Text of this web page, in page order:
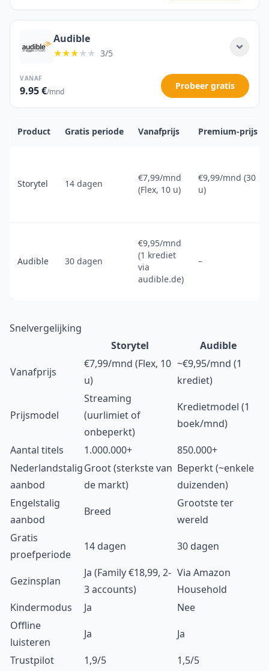
Audible
★★★★★ 3/5
VANAF
9.95 €/mnd
Probeer gratis
Product Gratis periode Vanafprijs Premium-prijs
Storytel 14 dagen
€7,99/mnd
(Flex, 10 u)
€9,99/mnd (30
u)
Audible 30 dagen
€9,95/mnd
(1 krediet
via
audible.de)
–
Snelvergelijking
Storytel
Audible
Vanafprijs
€7,99/mnd (Flex, 10
u)
~€9,95/mnd (1
krediet)
Prijsmodel
Streaming
(uurlimiet of
onbeperkt)
Kredietmodel (1
boek/mnd)
Aantal titels
1.000.000+
850.000+
Nederlandstalig
aanbod
Groot (sterkste van
de markt)
Beperkt (~enkele
duizenden)
Engelstalig
aanbod
Breed
Grootste ter
wereld
Gratis
proefperiode
14 dagen 30 dagen
Gezinsplan
Ja (Family €18,99, 2-
3 accounts)
Via Amazon
Household
Kindermodus
Ja
Nee
Offline
luisteren
Ja
Ja
Trustpilot
1,9/5
1,5/5